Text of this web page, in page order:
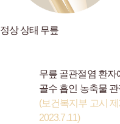
정상 상태 무릎
무릎 골관절염 환자
골수 흡인 농축물
(보건복지부 고시
2023.7.11)